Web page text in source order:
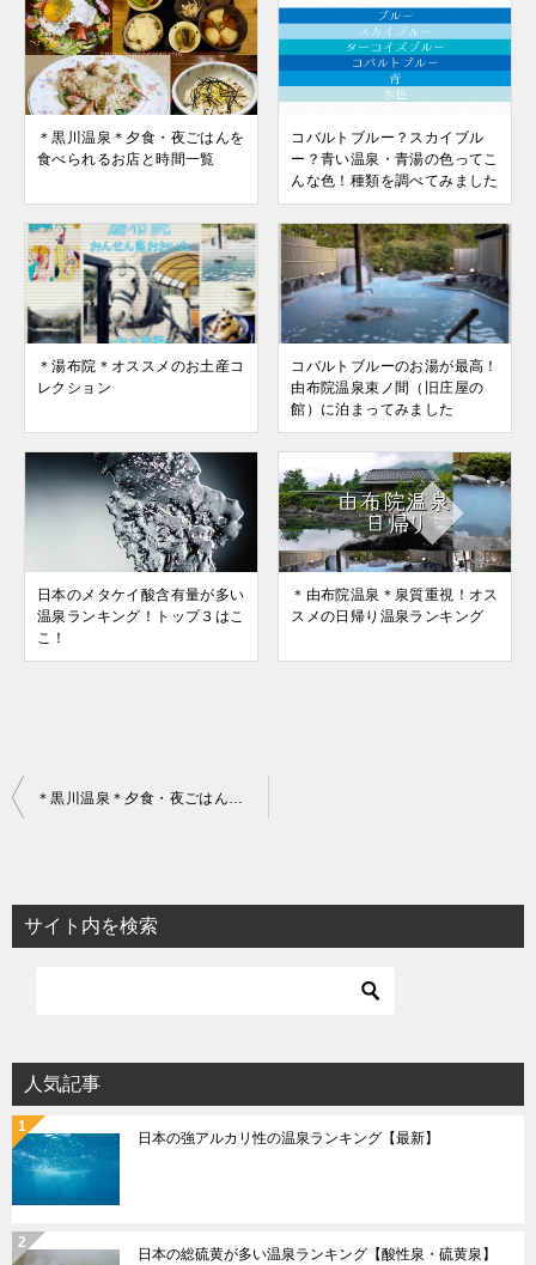
＊黒川温泉＊夕食・夜ごはんを
食べられるお店と時間一覧
コバルトブルー？スカイブル
ー？青い温泉・青湯の色ってこ
んな色！種類を調べてみました
＊湯布院＊オススメのお土産コ
レクション
コバルトブルーのお湯が最高！
由布院温泉束ノ間（旧庄屋の
館）に泊まってみました
日本のメタケイ酸含有量が多い
温泉ランキング！トップ３はこ
こ！
＊由布院温泉＊泉質重視！オス
スメの日帰り温泉ランキング
投
ビ
ゲ
ョ
ン
＊黒川温泉＊夕食・夜ごはんを食べられるお店と時間一覧
サイト内を検索
人気記事
日本の強アルカリ性の温泉ランキング【最新】
日本の総硫黄が多い温泉ランキング【酸性泉・硫黄泉】